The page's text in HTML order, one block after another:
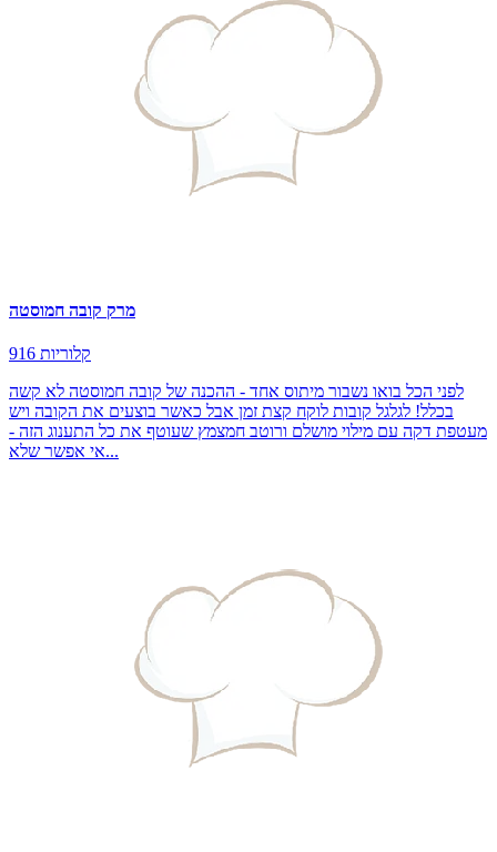
מרק קובה חמוסטה
916 קלוריות
לפני הכל בואו נשבור מיתוס אחד - ההכנה של קובה חמוסטה לא קשה
בכלל! לגלגל קובות לוקח קצת זמן אבל כאשר בוצעים את הקובה ויש
מעטפת דקה עם מילוי מושלם ורוטב חמצמץ שעוטף את כל התענוג הזה -
אי אפשר שלא...